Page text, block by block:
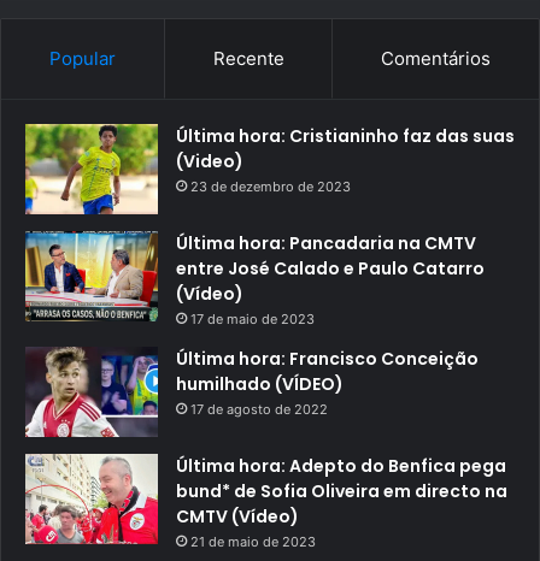
Popular Recente Comentários
Última hora: Cristianinho faz das suas
(Video)
23 de dezembro de 2023
Última hora: Pancadaria na CMTV
entre José Calado e Paulo Catarro
(Vídeo)
17 de maio de 2023
Última hora: Francisco Conceição
humilhado (VÍDEO)
17 de agosto de 2022
Última hora: Adepto do Benfica pega
bund* de Sofia Oliveira em directo na
CMTV (Vídeo)
21 de maio de 2023